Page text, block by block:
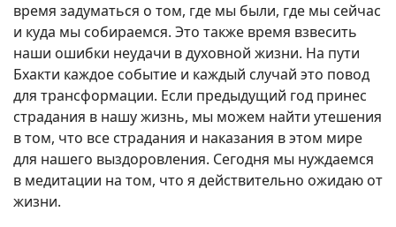
время задуматься о том, где мы были, где мы сейчас
и куда мы собираемся. Это также время взвесить
наши ошибки неудачи в духовной жизни. На пути
Бхакти каждое событие и каждый случай это повод
для трансформации. Если предыдущий год принес
страдания в нашу жизнь, мы можем найти утешения
в том, что все страдания и наказания в этом мире
для нашего выздоровления. Сегодня мы нуждаемся
в медитации на том, что я действительно ожидаю от
жизни.